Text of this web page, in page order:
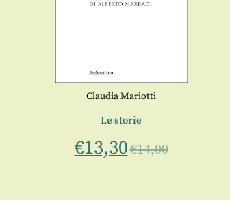
Claudia Mariotti
Le storie
€13,30€14,00